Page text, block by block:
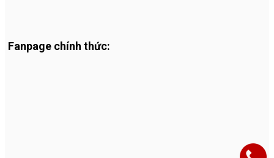
Fanpage chính thức: